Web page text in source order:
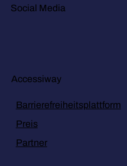
Social Media
Accessiway
Barrierefreiheitsplattform
Preis
Partner